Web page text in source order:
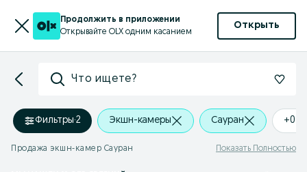
Продолжить в приложении
Открывайте OLX одним касанием
Открыть
Что ищете?
Фильтры·2 Экшн-камеры Сауран +0
Продажа экшн-камер Сауран Показать Полностью